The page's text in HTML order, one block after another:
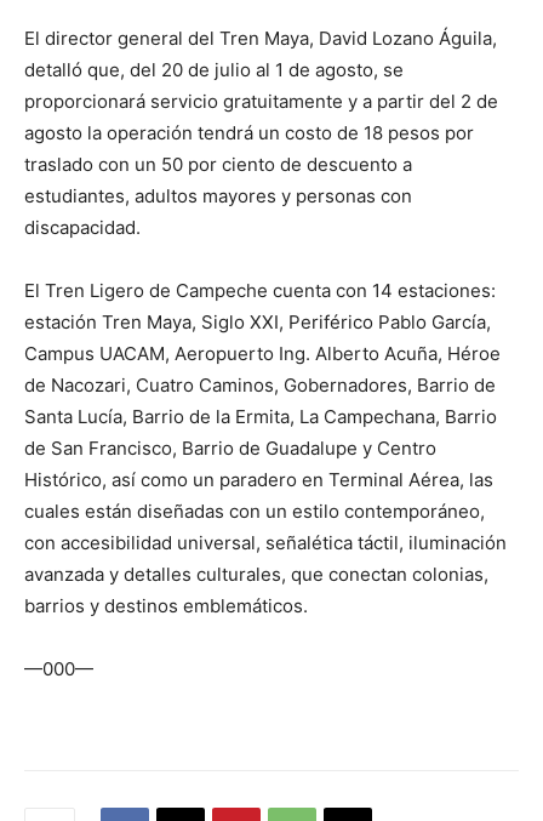
El director general del Tren Maya, David Lozano Águila,
detalló que, del 20 de julio al 1 de agosto, se
proporcionará servicio gratuitamente y a partir del 2 de
agosto la operación tendrá un costo de 18 pesos por
traslado con un 50 por ciento de descuento a
estudiantes, adultos mayores y personas con
discapacidad.
El Tren Ligero de Campeche cuenta con 14 estaciones:
estación Tren Maya, Siglo XXI, Periférico Pablo García,
Campus UACAM, Aeropuerto Ing. Alberto Acuña, Héroe
de Nacozari, Cuatro Caminos, Gobernadores, Barrio de
Santa Lucía, Barrio de la Ermita, La Campechana, Barrio
de San Francisco, Barrio de Guadalupe y Centro
Histórico, así como un paradero en Terminal Aérea, las
cuales están diseñadas con un estilo contemporáneo,
con accesibilidad universal, señalética táctil, iluminación
avanzada y detalles culturales, que conectan colonias,
barrios y destinos emblemáticos.
—000—